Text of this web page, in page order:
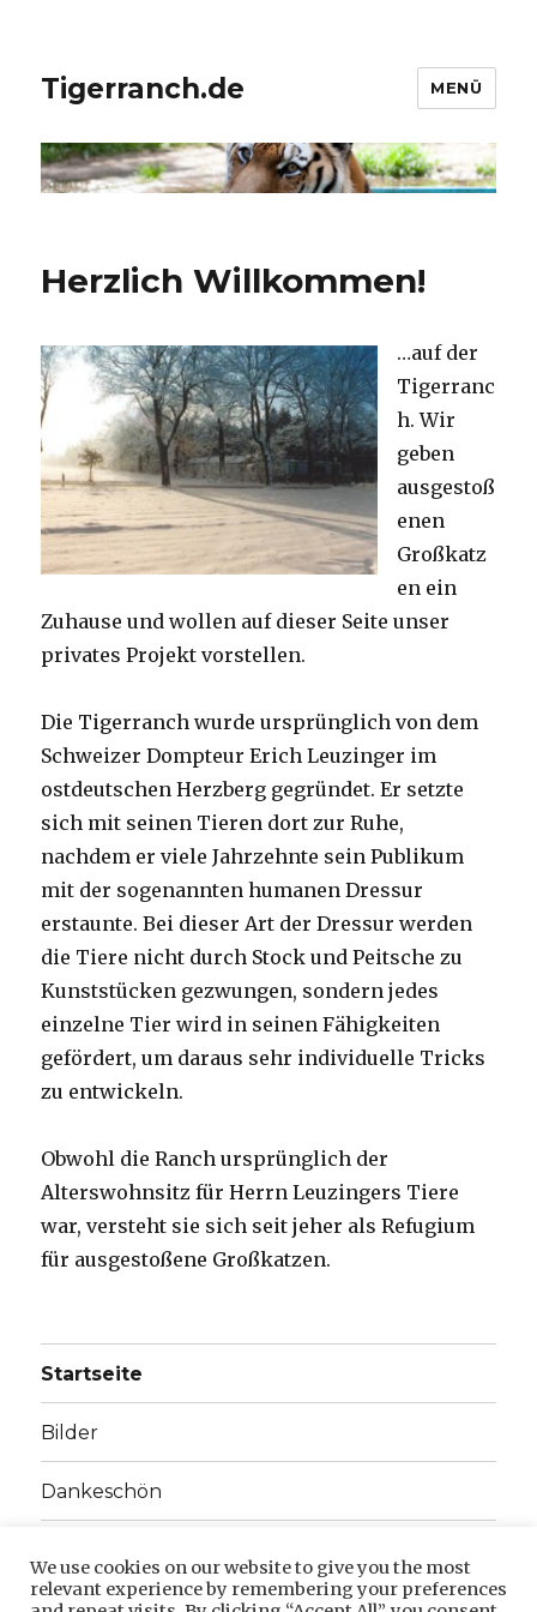
Tigerranch.de MENÜ
Herzlich Willkommen!
…auf der
Tigerranc
h. Wir
geben
ausgestoß
enen
Großkatz
en ein
Zuhause und wollen auf dieser Seite unser
privates Projekt vorstellen.
Die Tigerranch wurde ursprünglich von dem
Schweizer Dompteur Erich Leuzinger im
ostdeutschen Herzberg gegründet. Er setzte
sich mit seinen Tieren dort zur Ruhe,
nachdem er viele Jahrzehnte sein Publikum
mit der sogenannten humanen Dressur
erstaunte. Bei dieser Art der Dressur werden
die Tiere nicht durch Stock und Peitsche zu
Kunststücken gezwungen, sondern jedes
einzelne Tier wird in seinen Fähigkeiten
gefördert, um daraus sehr individuelle Tricks
zu entwickeln.
Obwohl die Ranch ursprünglich der
Alterswohnsitz für Herrn Leuzingers Tiere
war, versteht sie sich seit jeher als Refugium
für ausgestoßene Großkatzen.
Startseite
Bilder
Dankeschön
We use cookies on our website to give you the most
relevant experience by remembering your preferences